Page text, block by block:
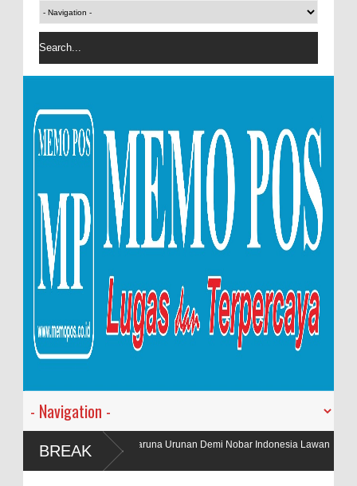
BREAK
Taruna Urunan Demi Nobar Indonesia Lawan
PT. Harmoni Dua